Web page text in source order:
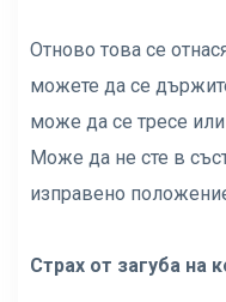
Отново това се
можете да се
може да се тресе
Може да не сте в
изправено
Страх от загуба на